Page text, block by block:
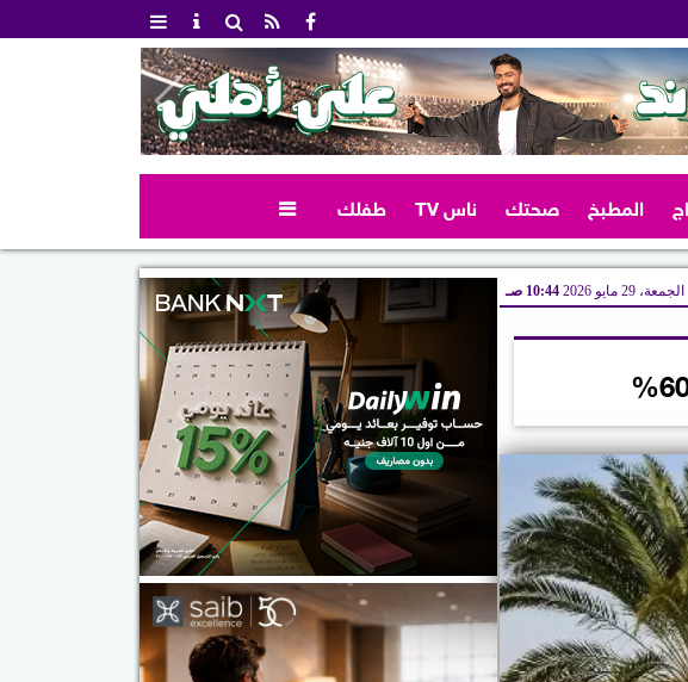
المطبخ صحتك ناس TV طفلك 
الجمعة، 29 مايو 2026 10:44 صـ